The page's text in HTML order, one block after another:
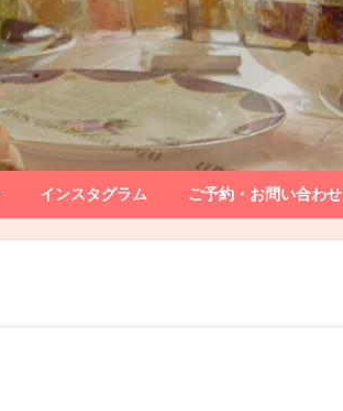
インスタグラム ご予約・お問い合わせ